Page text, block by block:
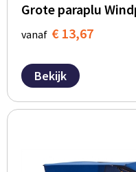
Grote paraplu
vanaf € 13,67
Bekijk